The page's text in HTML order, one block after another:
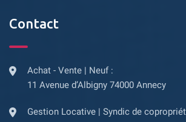
Contact
Achat - Vente | Neuf :
11 Avenue d’Albigny 74000 Annecy
Gestion Locative | Syndic de